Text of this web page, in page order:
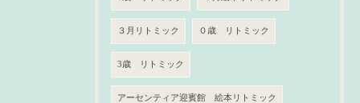
３月リトミック ０歳 リトミック
3歳 リトミック
アーセンティア迎賓館 絵本リトミック